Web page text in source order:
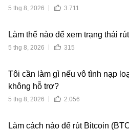
5 thg 8, 2026 3.711
Làm thế nào để xem trạng thái
5 thg 8, 2026 315
Tôi cần làm gì nếu vô tình nạp
không hỗ trợ?
5 thg 8, 2026 2.056
Làm cách nào để rút Bitcoin